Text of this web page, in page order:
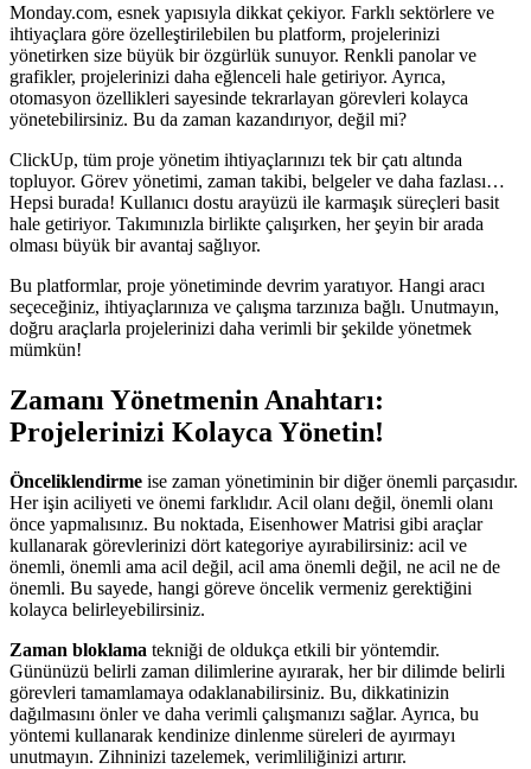
Monday.com, esnek yapısıyla dikkat çekiyor. Farklı sektörlere ve
ihtiyaçlara göre özelleştirilebilen bu platform, projelerinizi
yönetirken size büyük bir özgürlük sunuyor. Renkli panolar ve
grafikler, projelerinizi daha eğlenceli hale getiriyor. Ayrıca,
otomasyon özellikleri sayesinde tekrarlayan görevleri kolayca
yönetebilirsiniz. Bu da zaman kazandırıyor, değil mi?
ClickUp, tüm proje yönetim ihtiyaçlarınızı tek bir çatı altında
topluyor. Görev yönetimi, zaman takibi, belgeler ve daha fazlası…
Hepsi burada! Kullanıcı dostu arayüzü ile karmaşık süreçleri basit
hale getiriyor. Takımınızla birlikte çalışırken, her şeyin bir arada
olması büyük bir avantaj sağlıyor.
Bu platformlar, proje yönetiminde devrim yaratıyor. Hangi aracı
seçeceğiniz, ihtiyaçlarınıza ve çalışma tarzınıza bağlı. Unutmayın,
doğru araçlarla projelerinizi daha verimli bir şekilde yönetmek
mümkün!
Zamanı Yönetmenin Anahtarı:
Projelerinizi Kolayca Yönetin!
Önceliklendirme ise zaman yönetiminin bir diğer önemli parçasıdır.
Her işin aciliyeti ve önemi farklıdır. Acil olanı değil, önemli olanı
önce yapmalısınız. Bu noktada, Eisenhower Matrisi gibi araçlar
kullanarak görevlerinizi dört kategoriye ayırabilirsiniz: acil ve
önemli, önemli ama acil değil, acil ama önemli değil, ne acil ne de
önemli. Bu sayede, hangi göreve öncelik vermeniz gerektiğini
kolayca belirleyebilirsiniz.
Zaman bloklama tekniği de oldukça etkili bir yöntemdir.
Gününüzü belirli zaman dilimlerine ayırarak, her bir dilimde belirli
görevleri tamamlamaya odaklanabilirsiniz. Bu, dikkatinizin
dağılmasını önler ve daha verimli çalışmanızı sağlar. Ayrıca, bu
yöntemi kullanarak kendinize dinlenme süreleri de ayırmayı
unutmayın. Zihninizi tazelemek, verimliliğinizi artırır.